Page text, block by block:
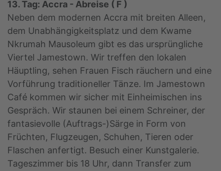
13. Tag: Accra - Abreise ( F )
Neben dem modernen Accra mit breiten Alleen,
dem Unabhängigkeitsplatz und dem Kwame
Nkrumah Mausoleum gibt es das ursprüngliche
Viertel Jamestown. Wir treffen den lokalen
Häuptling, sehen Frauen Fisch räuchern und eine
Vorführung traditioneller Tänze. Im Jamestown
Café kommen wir sicher mit Einheimischen ins
Gespräch. Wir staunen bei einem Schreiner, der
fantasievolle (Auftrags-)Särge in Form von
Früchten, Flugzeugen, Schuhen, Tieren oder
Flaschen anfertigt. Besuch einer Kunstgalerie.
Tageszimmer bis 18 Uhr, dann Transfer zum